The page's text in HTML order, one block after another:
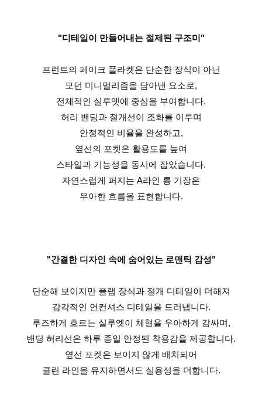
"디테일이 만들어내는 절제된 구조미"
프런트의 페이크 플라켓은 단순한 장식이 아닌
모던 미니멀리즘을 담아낸 요소로,
전체적인 실루엣에 중심을 부여합니다.
허리 밴딩과 절개선이 조화를 이루며
안정적인 비율을 완성하고,
옆선의 포켓은 활용도를 높여
스타일과 기능성을 동시에 잡았습니다.
자연스럽게 퍼지는 A라인 롱 기장은
우아한 흐름을 표현합니다.
"간결한 디자인 속에 숨어있는 로맨틱 감성"
단순해 보이지만 플랩 장식과 절개 디테일이 더해져
감각적인 언컨셔스 디테일을 드러냅니다.
루즈하게 흐르는 실루엣이 체형을 우아하게 감싸며,
밴딩 허리선은 하루 종일 안정된 착용감을 제공합니다.
옆선 포켓은 보이지 않게 배치되어
클린 라인을 유지하면서도 실용성을 더합니다.